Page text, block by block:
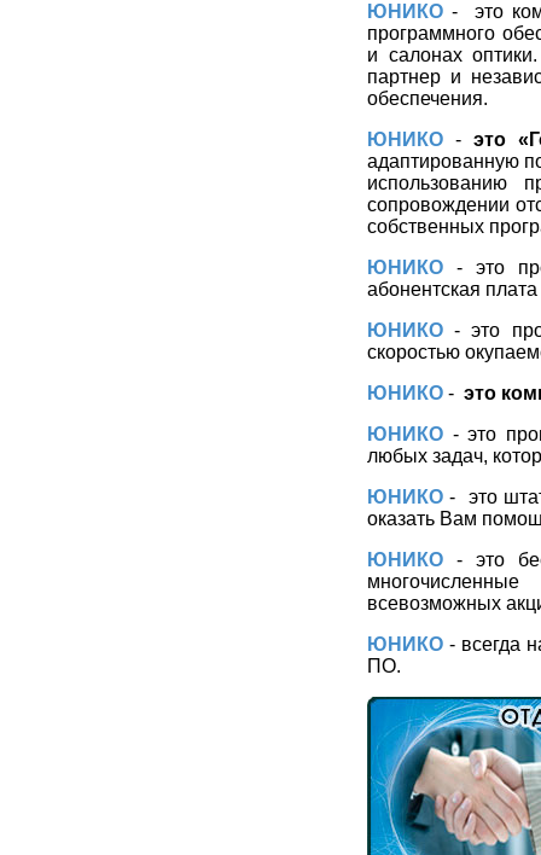
ЮНИКО -
это
программного
и салонах
партнер и
обеспечения.
ЮНИКО - это
адаптированную
использованию
сопровождении
собственных
ЮНИКО - это
абонентская плата
ЮНИКО - это
скоростью
ЮНИКО - это
ЮНИКО - это
любых задач,
ЮНИКО -
это
оказать Вам
ЮНИКО - это
всевозможных
ЮНИКО - всегда
ПО.